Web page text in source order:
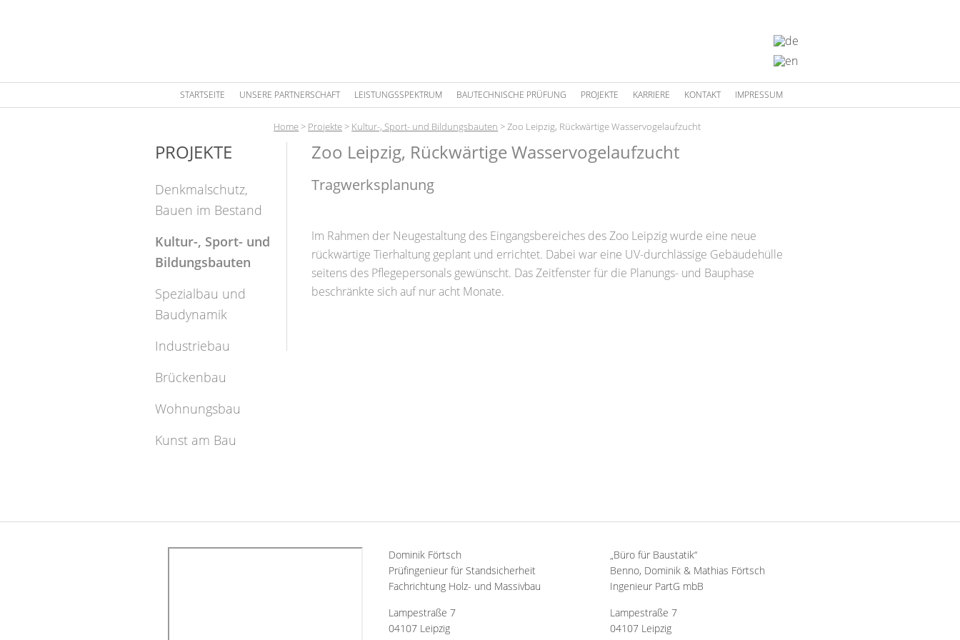
STARTSEITE UNSERE PARTNERSCHAFT LEISTUNGSSPEKTRUM BAUTECHNISCHE PRÜFUNG PROJEKTE KARRIERE KONTAKT IMPRESSUM
Home > Projekte > Kultur-, Sport- und Bildungsbauten >Zoo Leipzig, Rückwärtige Wasservogelaufzucht
Zoo Leipzig, Rückwärtige Wasservogelaufzucht
Tragwerksplanung
Im Rahmen der Neugestaltung des Eingangsbereiches des Zoo Leipzig wurde eine neue
rückwärtige Tierhaltung geplant und errichtet. Dabei war eine UV-durchlässige Gebäudehülle
seitens des Pflegepersonals gewünscht. Das Zeitfenster für die Planungs- und Bauphase
beschränkte sich auf nur acht Monate.
PROJEKTE
Denkmalschutz,
Bauen im Bestand
Kultur-, Sport- und
Bildungsbauten
Spezialbau und
Baudynamik
Industriebau
Brückenbau
Wohnungsbau
Kunst am Bau
Dominik Förtsch
Prüfingenieur für Standsicherheit
Fachrichtung Holz- und Massivbau
Lampestraße 7
04107 Leipzig
„Büro für Baustatik“
Benno, Dominik & Mathias Förtsch
Ingenieur PartG mbB
Lampestraße 7
04107 Leipzig